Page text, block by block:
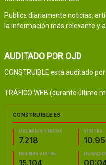
Publica diariamente noticias,
la información más relevante y
AUDITADO POR OJD
CONSTRUIBLE está auditado por
TRÁFICO WEB (durante último